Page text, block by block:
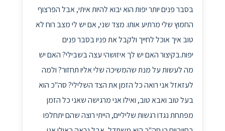
בסבר פנים יותר יפות הוא יבוא להיות איתי, אבל הפרצוף
החמוץ שלי מרתיע אותו. מצד שני, אם יש לי מצב רוח לא
טוב איך אוכל לחייך ולקבל את פניו בסבר פנים
יפות.בקיצור האם יש לך איזושהי עצה בשבילי? האם יש
מה לעשות על מנת שהמשיכה שלי אליו תחזור? ולמה
לעזאזל אני רואה כל הזמן את הצד השלילי? סה"כ הוא
בעל טוב ואבא טוב, ואילו אני מרגישה שאני כל הזמן
מפתחת נגדו רגשות שליליים, הייתי רוצה שהם יתחלפו